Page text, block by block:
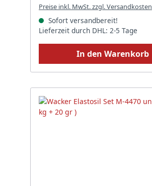
Preise inkl. MwSt. zzgl. Versandkosten
Sofort versandbereit!
Lieferzeit durch DHL: 2-5 Tage
In den Warenkorb